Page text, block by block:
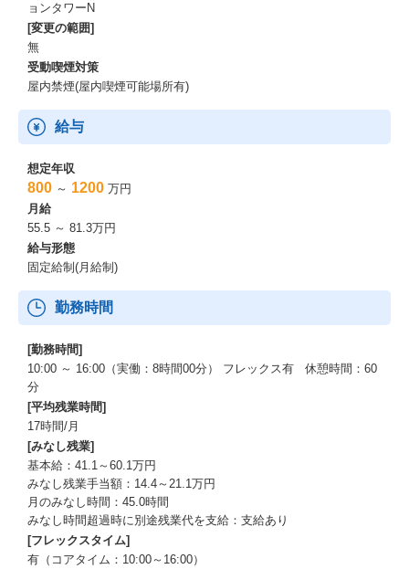
ョンタワーN
[変更の範囲]
無
受動喫煙対策
屋内禁煙(屋内喫煙可能場所有)
給与
想定年収
800 ～ 1200 万円
月給
55.5 ～ 81.3万円
給与形態
固定給制(月給制)
勤務時間
[勤務時間]
10:00 ～ 16:00（実働：8時間00分） フレックス有 休憩時間：60
分
[平均残業時間]
17時間/月
[みなし残業]
基本給：41.1～60.1万円
みなし残業手当額：14.4～21.1万円
月のみなし時間：45.0時間
みなし時間超過時に別途残業代を支給：支給あり
[フレックスタイム]
有（コアタイム：10:00～16:00）